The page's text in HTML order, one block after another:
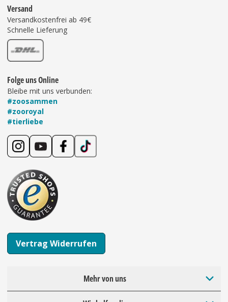
Versand
Versandkostenfrei ab 49€
Schnelle Lieferung
Folge uns Online
Bleibe mit uns verbunden:
#zoosammen
#zooroyal
#tierliebe
Vertrag Widerrufen
Mehr von uns